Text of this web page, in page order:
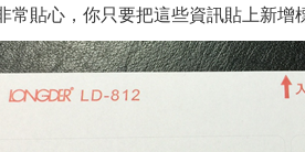
常貼心，你只要把這些資訊貼上新增